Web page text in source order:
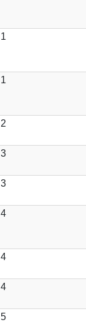
1
1
2
3
3
4
4
4
5